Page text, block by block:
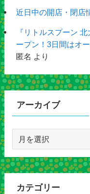
近日中の開店・閉店
『リトルスプーン
ープン！3日間はオ
匿名 より
アーカイブ
カ
イ
カテゴリー